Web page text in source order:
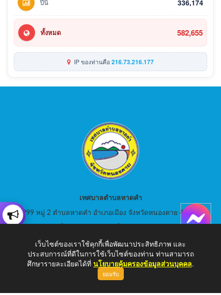
ปีนี้ 336,174
ทั้งหมด 582,655
IP ของท่านคือ216.73.216.177
เทศบาลตำบลหาดคำ
999 หมู่ 2 ตำบลหาดคำ อำเภอเมือง จังหวัดหนองคาย 43000
E-Mail: saraban_05430105@dla.go.th
เว็บไซต์ของเราใช้คุกกี้เพื่อพัฒนาประสิทธิภาพ และ
ประสบการณ์ที่ดีในการใช้เว็บไซต์ของท่าน ท่านสามารถ
ศึกษารายละเอียดได้ที่ นโยบายคุ้มครองข้อมูลส่วนบุคคล.
ยอมรับ